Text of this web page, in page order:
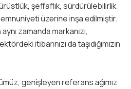
şeffaflık, sürdürülebilirlik
üzerine inşa edilmiştir.
zamanda markanızı,
itibarınızı da taşıdığımızın
genişleyen referans ağımız